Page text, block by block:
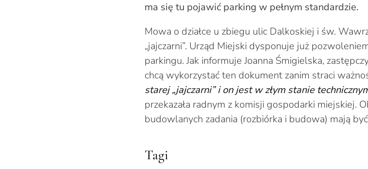
ma się tu pojawić parking w pełnym standardzie.
Mowa o działce u zbiegu ulic Dalkoskiej i św.
„jajczarni”. Urząd Miejski dysponuje już
parkingu. Jak informuje Joanna Śmigielska,
chcą wykorzystać ten dokument zanim straci
starej „jajczarni” i on jest w złym stanie
przekazała radnym z komisji gospodarki miejskiej.
budowlanych zadania (rozbiórka i budowa) mają
Tagi